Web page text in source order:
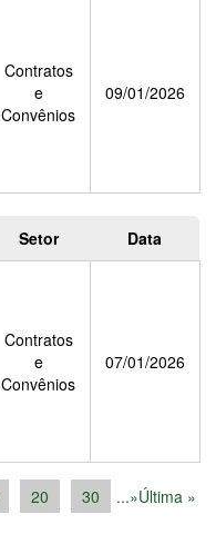
Contratos
e
Convênios
09/01/2026
Setor Data
Contratos
e
Convênios
07/01/2026
20 30 ...»Última »